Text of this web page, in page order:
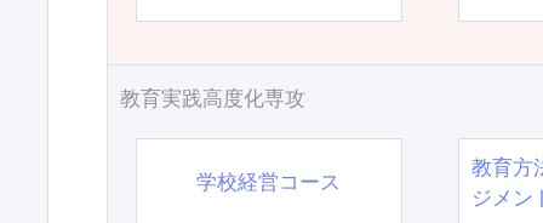
教育実践高度化専攻
学校経営コース
教育方
ジメン